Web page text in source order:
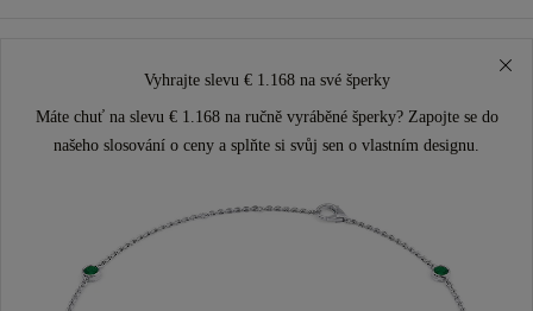
Vyhrajte slevu € 1.168 na své šperky
Máte chuť na slevu € 1.168 na ručně vyráběné šperky? Zapojte se do
našeho slosování o ceny a splňte si svůj sen o vlastním designu.